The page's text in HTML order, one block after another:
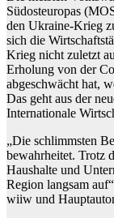
Südosteuropas
den Ukraine-Krieg
sich die
Krieg nicht zuletzt
Erholung von der
abgeschwächt hat,
Das geht aus der
Internationale
„Die schlimmsten
bewahrheitet. Trotz
Haushalte und
Region langsam
wiiw und